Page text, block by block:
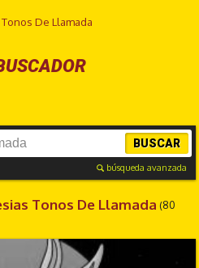
De Llamada
BUSCAR
búsqueda avanzada
Tonos De Llamada (80